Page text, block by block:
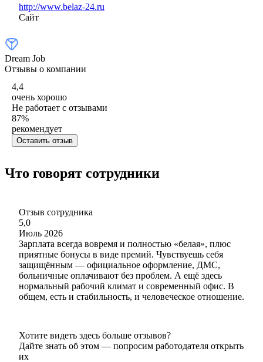
http://www.belaz-24.ru
Сайт
Dream Job
Отзывы о компании
4,4
очень хорошо
Не работает с отзывами
87%
рекомендует
Оставить отзыв
Что говорят сотрудники
Отзыв сотрудника
5,0
Июль 2026
Зарплата всегда вовремя и полностью «белая», плюс
приятные бонусы в виде премий. Чувствуешь себя
защищённым — официальное оформление, ДМС,
больничные оплачивают без проблем. А ещё здесь
нормальный рабочий климат и современный офис. В
общем, есть и стабильность, и человеческое отношение.
Хотите видеть здесь больше отзывов?
Дайте знать об этом — попросим работодателя открыть
их